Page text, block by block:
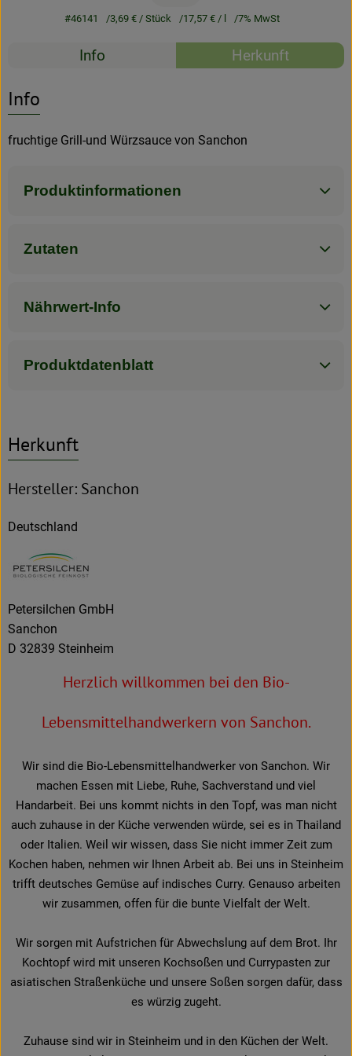
#46141 3,69 € / Stück 17,57 € / l 7% MwSt
Rezepte
Info Herkunft
Info
fruchtige Grill-und Würzsauce von Sanchon
Produktinformationen
Zutaten
Nährwert-Info
Produktdatenblatt
Herkunft
Hersteller: Sanchon
Deutschland
Petersilchen GmbH
Sanchon
D 32839 Steinheim
Herzlich willkommen bei den Bio-
Lebensmittelhandwerkern von Sanchon.
Wir sind die Bio-Lebensmittelhandwerker von Sanchon. Wir
machen Essen mit Liebe, Ruhe, Sachverstand und viel
Handarbeit. Bei uns kommt nichts in den Topf, was man nicht
auch zuhause in der Küche verwenden würde, sei es in Thailand
oder Italien. Weil wir wissen, dass Sie nicht immer Zeit zum
Kochen haben, nehmen wir Ihnen Arbeit ab. Bei uns in Steinheim
trifft deutsches Gemüse auf indisches Curry. Genauso arbeiten
wir zusammen, offen für die bunte Vielfalt der Welt.
Wir sorgen mit Aufstrichen für Abwechslung auf dem Brot. Ihr
Kochtopf wird mit unseren Kochsoßen und Currypasten zur
asiatischen Straßenküche und unsere Soßen sorgen dafür, dass
es würzig zugeht.
Zuhause sind wir in Steinheim und in den Küchen der Welt.